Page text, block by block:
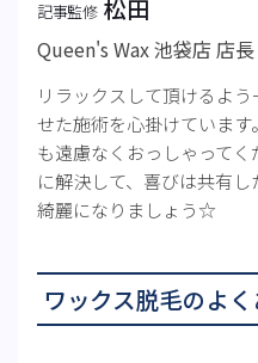
記事監修 松田
Queen's Wax 池袋店 店長
リラックスして頂けるよ
せた施術を心掛けています
も遠慮なくおっしゃって
に解決して、喜びは共有
綺麗になりましょう☆
ワックス脱毛のよ